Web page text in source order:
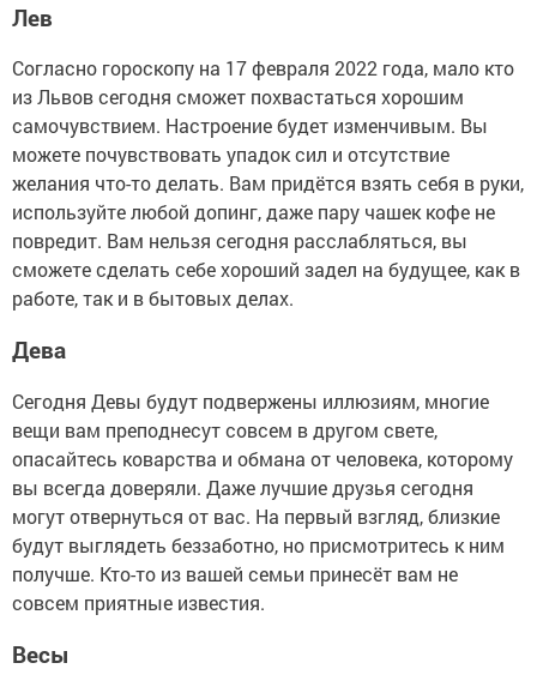
Лев
Согласно гороскопу на 17 февраля 2022 года, мало кто
из Львов сегодня сможет похвастаться хорошим
самочувствием. Настроение будет изменчивым. Вы
можете почувствовать упадок сил и отсутствие
желания что-то делать. Вам придётся взять себя в руки,
используйте любой допинг, даже пару чашек кофе не
повредит. Вам нельзя сегодня расслабляться, вы
сможете сделать себе хороший задел на будущее, как в
работе, так и в бытовых делах.
Дева
Сегодня Девы будут подвержены иллюзиям, многие
вещи вам преподнесут совсем в другом свете,
опасайтесь коварства и обмана от человека, которому
вы всегда доверяли. Даже лучшие друзья сегодня
могут отвернуться от вас. На первый взгляд, близкие
будут выглядеть беззаботно, но присмотритесь к ним
получше. Кто-то из вашей семьи принесёт вам не
совсем приятные известия.
Весы